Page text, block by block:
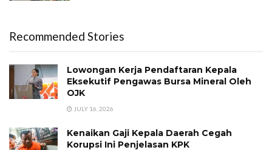
Recommended Stories
Lowongan Kerja Pendaftaran Kepala
Eksekutif Pengawas Bursa Mineral Oleh
OJK
JULY 16, 2026
Kenaikan Gaji Kepala Daerah Cegah
Korupsi Ini Penjelasan KPK